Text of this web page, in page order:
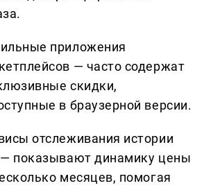
приложения
— часто содержат
скидки,
в браузерной версии.
отслеживания истории
показывают динамику цены
месяцев, помогая